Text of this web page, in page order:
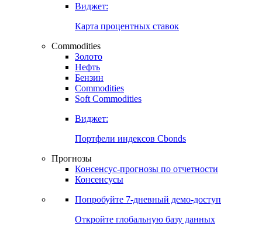
Виджет:
Карта процентных ставок
Commodities
Золото
Нефть
Бензин
Commodities
Soft Commodities
Виджет:
Портфели индексов Cbonds
Прогнозы
Консенсус-прогнозы по отчетности
Консенсусы
Попробуйте 7-дневный демо-доступ
Откройте глобальную базу данных